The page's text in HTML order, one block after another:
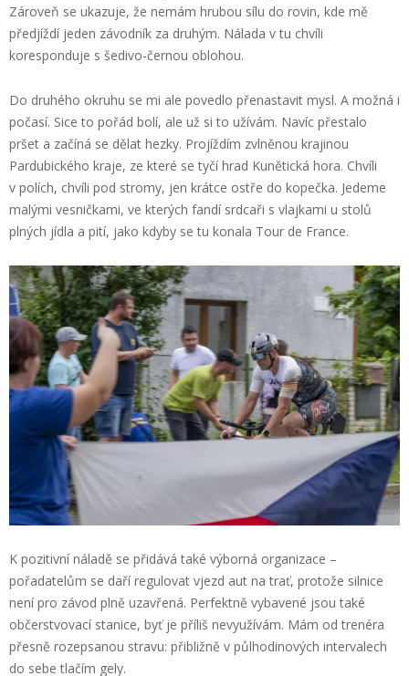
Zároveň se ukazuje, že nemám hrubou sílu do rovin, kde mě
předjíždí jeden závodník za druhým. Nálada v tu chvíli
koresponduje s šedivo-černou oblohou.
Do druhého okruhu se mi ale povedlo přenastavit mysl. A možná i
počasí. Sice to pořád bolí, ale už si to užívám. Navíc přestalo
pršet a začíná se dělat hezky. Projíždím zvlněnou krajinou
Pardubického kraje, ze které se tyčí hrad Kunětická hora. Chvíli
v polích, chvíli pod stromy, jen krátce ostře do kopečka. Jedeme
malými vesničkami, ve kterých fandí srdcaři s vlajkami u stolů
plných jídla a pití, jako kdyby se tu konala Tour de France.
K pozitivní náladě se přidává také výborná organizace –
pořadatelům se daří regulovat vjezd aut na trať, protože silnice
není pro závod plně uzavřená. Perfektně vybavené jsou také
občerstvovací stanice, byť je příliš nevyužívám. Mám od trenéra
přesně rozepsanou stravu: přibližně v půlhodinových intervalech
do sebe tlačím gely.